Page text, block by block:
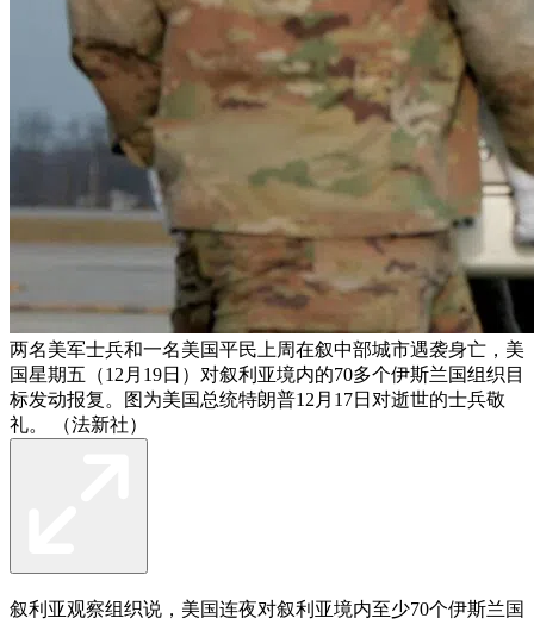
两名美军士兵和一名美国平民上周在叙中部城市遇袭身亡，美
国星期五（12月19日）对叙利亚境内的70多个伊斯兰国组织目
标发动报复。图为美国总统特朗普12月17日对逝世的士兵敬
礼。 （法新社）
叙利亚观察组织说，美国连夜对叙利亚境内至少70个伊斯兰国